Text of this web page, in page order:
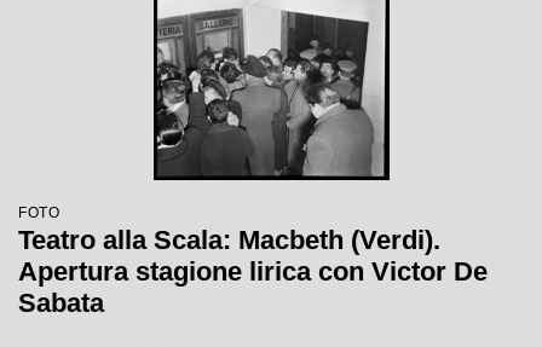
FOTO
Teatro alla Scala: Macbeth (Verdi).
Apertura stagione lirica con Victor De
Sabata